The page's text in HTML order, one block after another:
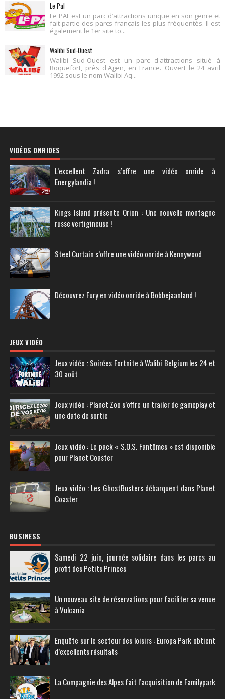
Le Pal
Le PAL est un parc d’attractions unique en son genre et
fait partie des parcs français les plus fréquentés. Il est
également le 1er site to...
Walibi Sud-Ouest
Walibi Sud-Ouest est un parc d'attractions situé à
Roquefort, près d'Agen, en France. Ouvert le 24 avril
1992 sous le nom Walibi Aq...
VIDÉOS ONRIDES
L’excellent Zadra s’offre une vidéo onride à
Energylandia !
Kings Island présente Orion : Une nouvelle montagne
russe vertigineuse !
Steel Curtain s’offre une vidéo onride à Kennywood
Découvrez Fury en vidéo onride à Bobbejaanland !
JEUX VIDÉO
Jeux vidéo : Soirées Fortnite à Walibi Belgium les 24 et
30 août
Jeux vidéo : Planet Zoo s’offre un trailer de gameplay et
une date de sortie
Jeux vidéo : Le pack « S.O.S. Fantômes » est disponible
pour Planet Coaster
Jeux vidéo : Les GhostBusters débarquent dans Planet
Coaster
BUSINESS
Samedi 22 juin, journée solidaire dans les parcs au
profit des Petits Princes
Un nouveau site de réservations pour faciliter sa venue
à Vulcania
Enquête sur le secteur des loisirs : Europa Park obtient
d’excellents résultats
La Compagnie des Alpes fait l’acquisition de Familypark